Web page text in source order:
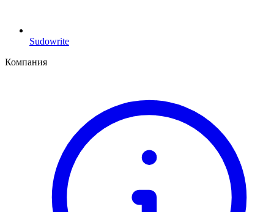
Sudowrite
Компания